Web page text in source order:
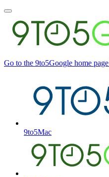
Toggle
main
menu
Go to the 9to5Google home page
9to5Mac